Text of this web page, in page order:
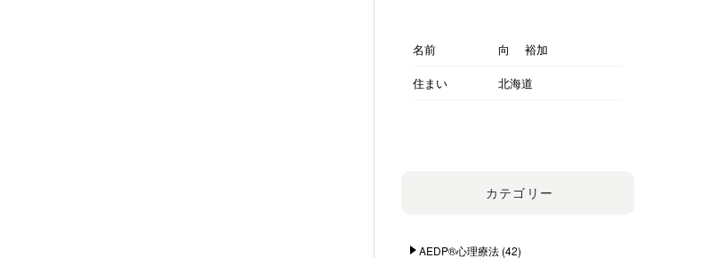
名前
向 裕加
住まい
北海道
カテゴリー
AEDP®︎心理療法(42)